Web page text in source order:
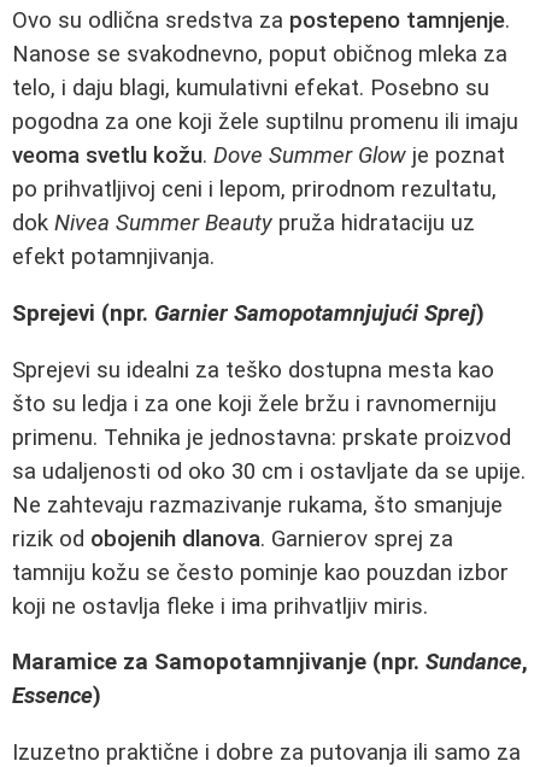
Ovo su odlična sredstva za postepeno tamnjenje.
Nanose se svakodnevno, poput običnog mleka za
telo, i daju blagi, kumulativni efekat. Posebno su
pogodna za one koji žele suptilnu promenu ili imaju
veoma svetlu kožu. Dove Summer Glow je poznat
po prihvatljivoj ceni i lepom, prirodnom rezultatu,
dok Nivea Summer Beauty pruža hidrataciju uz
efekt potamnjivanja.
Sprejevi (npr. Garnier Samopotamnjujući Sprej)
Sprejevi su idealni za teško dostupna mesta kao
što su ledja i za one koji žele bržu i ravnomerniju
primenu. Tehnika je jednostavna: prskate proizvod
sa udaljenosti od oko 30 cm i ostavljate da se upije.
Ne zahtevaju razmazivanje rukama, što smanjuje
rizik od obojenih dlanova. Garnierov sprej za
tamniju kožu se često pominje kao pouzdan izbor
koji ne ostavlja fleke i ima prihvatljiv miris.
Maramice za Samopotamnjivanje (npr. Sundance,
Essence)
Izuzetno praktične i dobre za putovanja ili samo za